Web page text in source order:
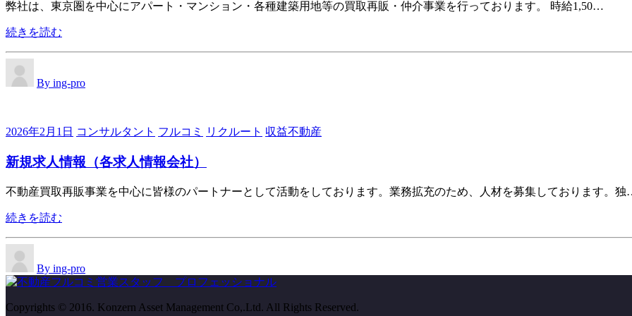
弊社は、東京圏を中心にアパート・マンション・各種建築用地等の買取再販・仲介事業を行っております。 時給1,50…
続きを読む
By ing-pro
2026年2月1日 コンサルタント フルコミ リクルート 収益不動産
新規求人情報（各求人情報会社）
不動産買取再販事業を中心に皆様のパートナーとして活動をしております。業務拡充のため、人材を募集しております。
続きを読む
By ing-pro
Copyrights © 2016. Konzern Asset Management Co,.Ltd. All Rights Reserved.